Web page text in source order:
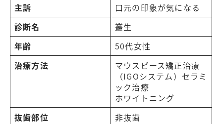
主訴
口元の印象が気になる
診断名
叢生
年齢
50代女性
治療方法
マウスピース矯正治療
（IGOシステム）セラミ
ック治療
ホワイトニング
抜歯部位
非抜歯